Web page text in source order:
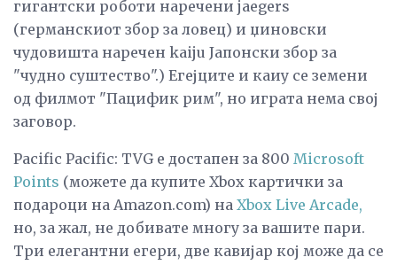
гигантски роботи наречени jaegers
(германскиот збор за ловец) и џиновски
чудовишта наречен kaiju Јапонски збор за
"чудно суштество".) Егејците и каиу се земени
од филмот "Пацифик рим", но играта нема свој
заговор.
Pacific Pacific: TVG е достапен за 800 Microsoft
Points (можете да купите Xbox картички за
подароци на Amazon.com) на Xbox Live Arcade,
но, за жал, не добивате многу за вашите пари.
Три елегантни егери, две кавијар кој може да се